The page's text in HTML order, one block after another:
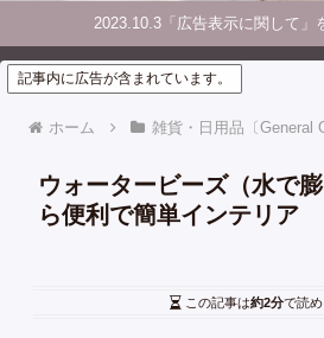
2023.10.3「広告表示に関して」
記事内に広告が含まれています。
ホーム 雑貨・日用品〔General
ウォータービーズ（水で
ら便利で簡単インテリア
この記事は約2分で読め